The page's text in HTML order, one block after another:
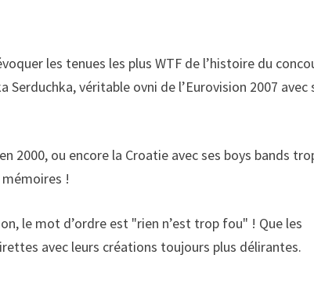
les tenues les plus WTF de l’histoire du
véritable ovni de l’Eurovision 2007 avec
2000, ou encore la Croatie avec ses boys bands
!
le mot d’ordre est "rien n’est trop fou" ! Que les
avec leurs créations toujours plus délirantes.